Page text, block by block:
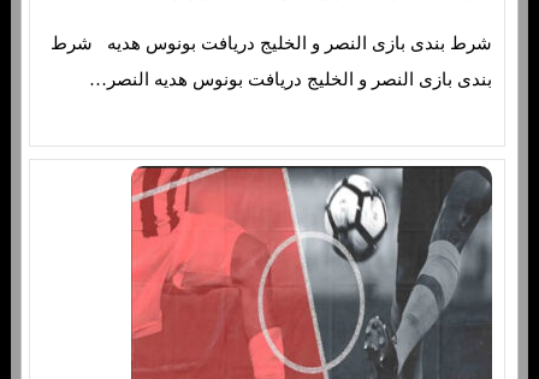
شرط بندی بازی النصر و الخلیج دریافت بونوس هدیه شرط
بندی بازی النصر و الخلیج دریافت بونوس هدیه النصر…